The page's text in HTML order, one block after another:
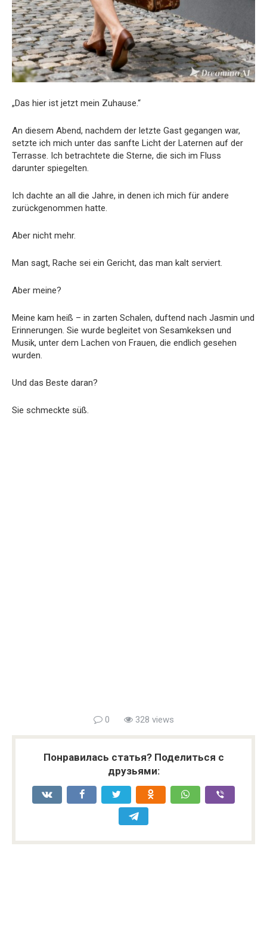
„Das hier ist jetzt mein Zuhause.“
An diesem Abend, nachdem der letzte Gast gegangen war,
setzte ich mich unter das sanfte Licht der Laternen auf der
Terrasse. Ich betrachtete die Sterne, die sich im Fluss
darunter spiegelten.
Ich dachte an all die Jahre, in denen ich mich für andere
zurückgenommen hatte.
Aber nicht mehr.
Man sagt, Rache sei ein Gericht, das man kalt serviert.
Aber meine?
Meine kam heiß – in zarten Schalen, duftend nach Jasmin und
Erinnerungen. Sie wurde begleitet von Sesamkeksen und
Musik, unter dem Lachen von Frauen, die endlich gesehen
wurden.
Und das Beste daran?
Sie schmeckte süß.
0 328 views
Понравилась статья? Поделиться с
друзьями: